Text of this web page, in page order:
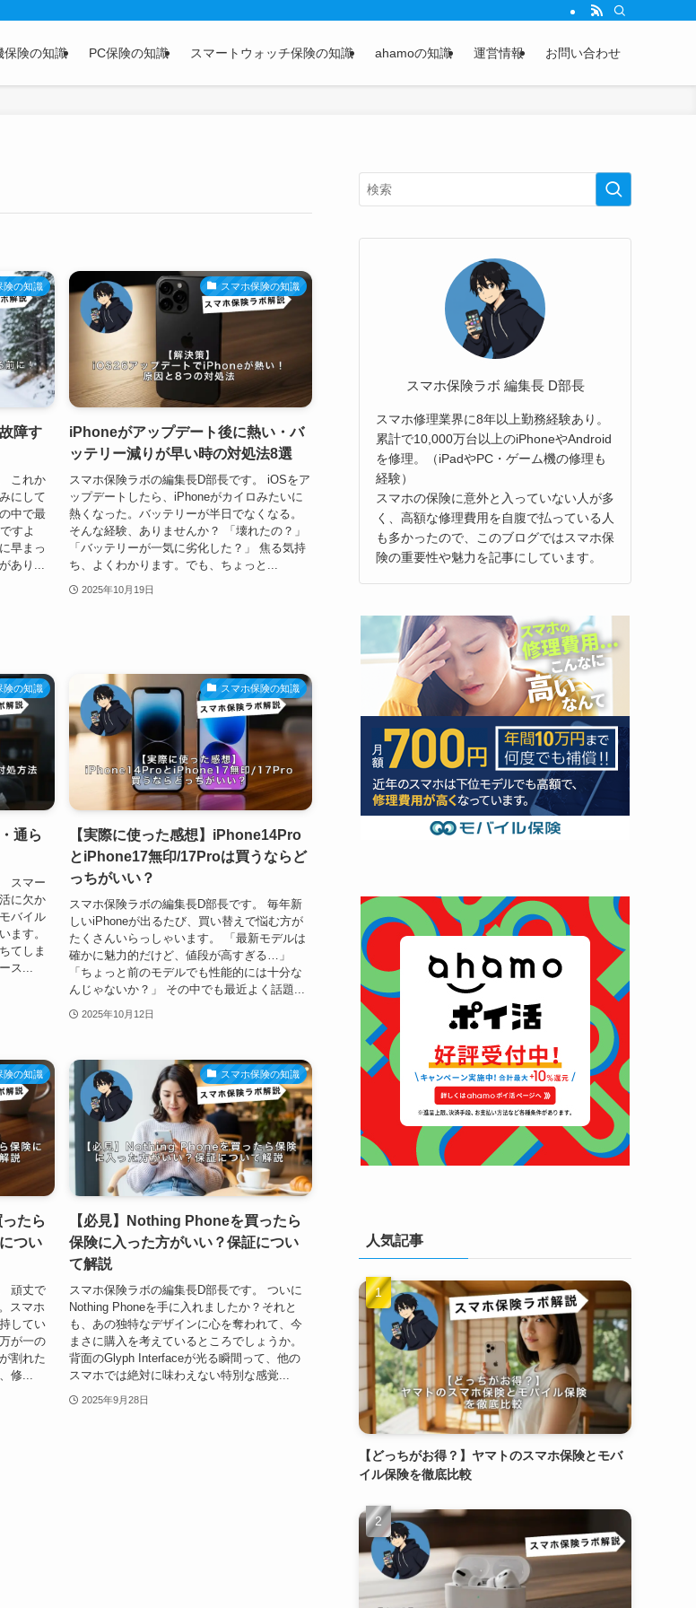
保険の知識 PC保険の知識 スマートウォッチ保険の知識 ahamoの知識 運営情報 お問い合わせ
険の知識
障す
これか
にして
中で最
すよ
早まっ
あり...
スマホ保険の知識
iPhoneがアップデート後に熱い・バ
ッテリー減りが早い時の対処法8選
スマホ保険ラボの編集長D部長です。 iOSをア
ップデートしたら、iPhoneがカイロみたいに
熱くなった。バッテリーが半日でなくなる。
そんな経験、ありませんか？ 「壊れたの？」
「バッテリーが一気に劣化した？」 焦る気持
ち、よくわかります。でも、ちょっと...
2025年10月19日
険の知識
通ら
スマー
に欠か
バイル
ます。
てしま
ス...
スマホ保険の知識
【実際に使った感想】iPhone14Pro
とiPhone17無印/17Proは買うならど
っちがいい？
スマホ保険ラボの編集長D部長です。 毎年新
しいiPhoneが出るたび、買い替えで悩む方が
たくさんいらっしゃいます。 「最新モデルは
確かに魅力的だけど、値段が高すぎる…」
「ちょっと前のモデルでも性能的には十分な
んじゃないか？」 その中でも最近よく話題...
2025年10月12日
険の知識
たら
つい
頑丈で
スマホ
してい
が一の
割れた
修...
スマホ保険の知識
【必見】Nothing Phoneを買ったら
保険に入った方がいい？保証につい
て解説
スマホ保険ラボの編集長D部長です。 ついに
Nothing Phoneを手に入れましたか？それと
も、あの独特なデザインに心を奪われて、今
まさに購入を考えているところでしょうか。
背面のGlyph Interfaceが光る瞬間って、他の
スマホでは絶対に味わえない特別な感覚...
2025年9月28日
スマホ保険ラボ 編集長 D部長
スマホ修理業界に8年以上勤務経験あり。
累計で10,000万台以上のiPhoneやAndroid
を修理。（iPadやPC・ゲーム機の修理も
経験）
スマホの保険に意外と入っていない人が多
く、高額な修理費用を自腹で払っている人
も多かったので、このブログではスマホ保
険の重要性や魅力を記事にしています。
人気記事
【どっちがお得？】ヤマトのスマホ保険とモバ
イル保険を徹底比較